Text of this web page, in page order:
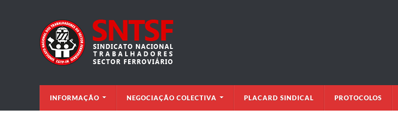
INFORMAÇÃO NEGOCIAÇÃO COLECTIVA PLACARD SINDICAL PROTOCOLOS